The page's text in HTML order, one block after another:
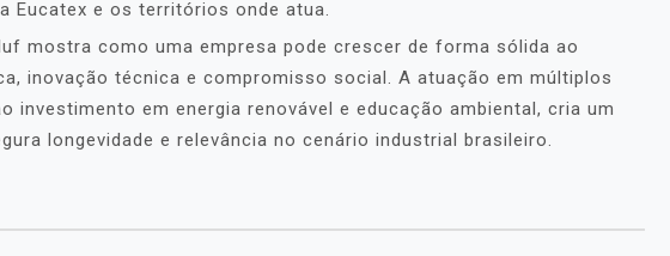
Eucatex e os territórios onde atua.
mostra como uma empresa pode crescer de forma sólida ao
inovação técnica e compromisso social. A atuação em múltiplos
investimento em energia renovável e educação ambiental, cria um
longevidade e relevância no cenário industrial brasileiro.